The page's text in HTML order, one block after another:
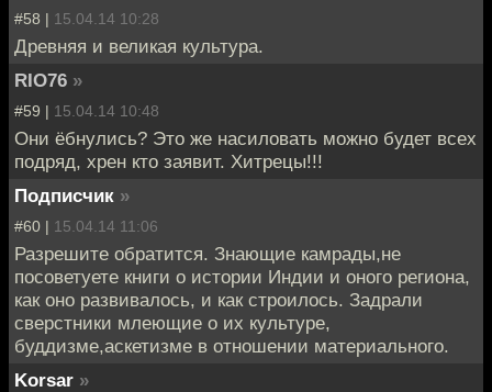
#58 | 15.04.14 10:28
Древняя и великая культура.
RIO76 »
#59 | 15.04.14 10:48
Они ёбнулись? Это же насиловать можно будет всех
подряд, хрен кто заявит. Хитрецы!!!
Подписчик »
#60 | 15.04.14 11:06
Разрешите обратится. Знающие камрады,не
посоветуете книги о истории Индии и оного региона,
как оно развивалось, и как строилось. Задрали
сверстники млеющие о их культуре,
буддизме,аскетизме в отношении материального.
Korsar »